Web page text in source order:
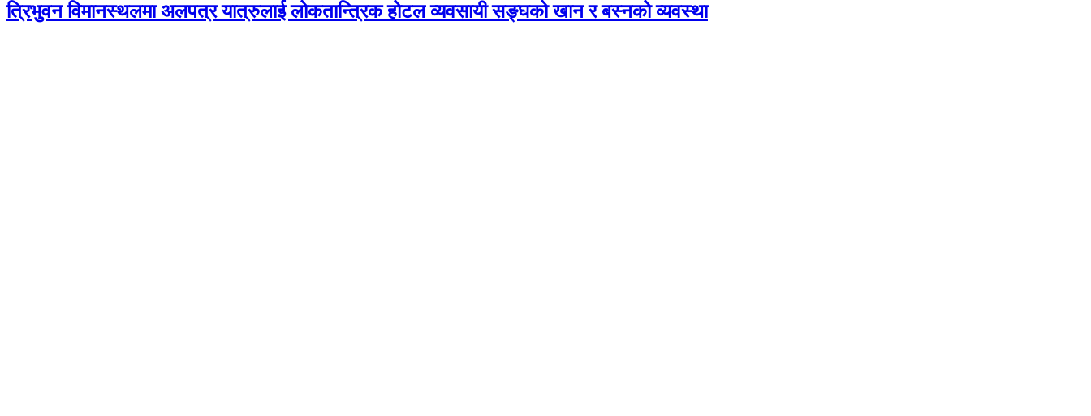
त्रिभुवन विमानस्थलमा अलपत्र यात्रुलाई लोकतान्त्रिक होटल व्यवसायी सङ्घको खान र बस्नको व्यवस्था